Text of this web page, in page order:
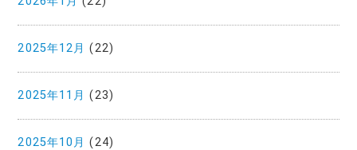
2025年12月 (22)
2025年11月 (23)
2025年10月 (24)